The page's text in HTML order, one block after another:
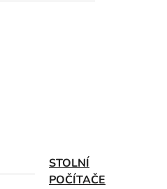
STOLNÍ
POČÍTAČE